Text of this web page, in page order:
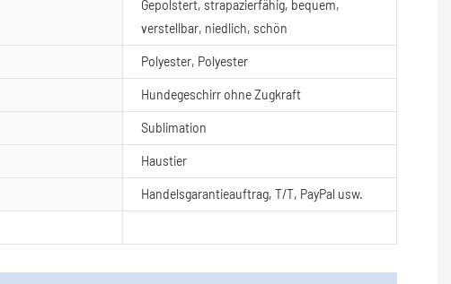
Gepolstert, strapazierfähig, bequem,
verstellbar, niedlich, schön
Polyester, Polyester
Hundegeschirr ohne Zugkraft
Sublimation
Haustier
Handelsgarantieauftrag, T/T, PayPal usw.